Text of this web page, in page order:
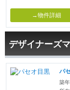
→物件詳細
デザイナーズ
パ
築